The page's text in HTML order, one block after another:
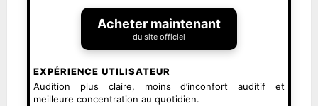
Acheter maintenant
du site officiel
EXPÉRIENCE UTILISATEUR
Audition plus claire, moins d’inconfort auditif et
meilleure concentration au quotidien.